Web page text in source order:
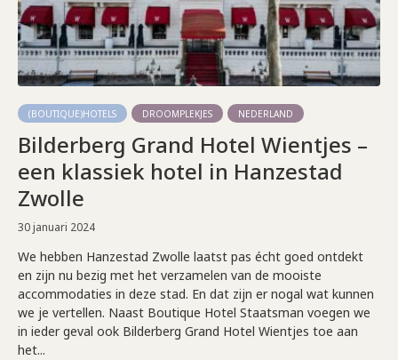
(BOUTIQUE)HOTELS DROOMPLEKJES NEDERLAND
Bilderberg Grand Hotel Wientjes –
een klassiek hotel in Hanzestad
Zwolle
30 januari 2024
We hebben Hanzestad Zwolle laatst pas écht goed ontdekt
en zijn nu bezig met het verzamelen van de mooiste
accommodaties in deze stad. En dat zijn er nogal wat kunnen
we je vertellen. Naast Boutique Hotel Staatsman voegen we
in ieder geval ook Bilderberg Grand Hotel Wientjes toe aan
het...